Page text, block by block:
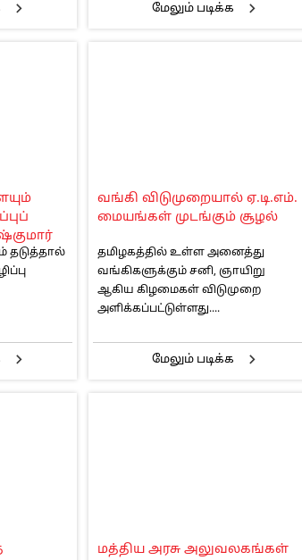
மேலும் படிக்க
தடுத்தால்
வங்கி விடுமுறையால் ஏ.டி.எம்.
மையங்கள் முடங்கும் சூழல்
தமிழகத்தில் உள்ள அனைத்து
வங்கிகளுக்கும் சனி, ஞாயிறு
ஆகிய கிழமைகள் விடுமுறை
அளிக்கப்பட்டுள்ளது....
மேலும் படிக்க
மத்திய அரசு அலுவலகங்கள்